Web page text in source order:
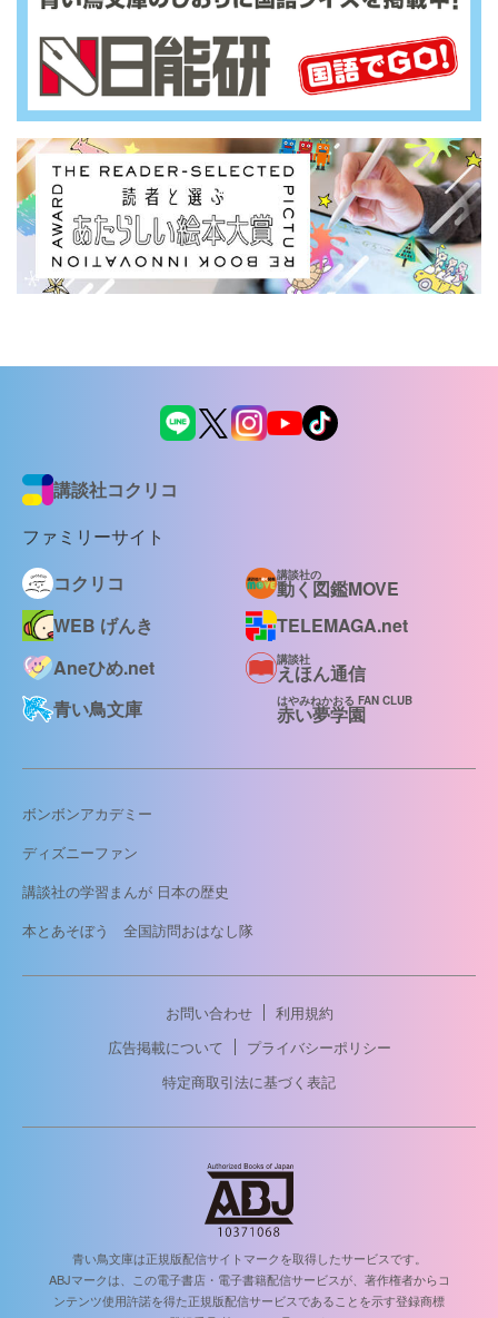
講談社コクリコ
ファミリーサイト
コクリコ
講談社の
動く図鑑MOVE
WEB げんき
TELEMAGA.net
Aneひめ.net
講談社
えほん通信
青い鳥文庫
はやみねかおる FAN CLUB
赤い夢学園
ボンボンアカデミー
ディズニーファン
講談社の学習まんが 日本の歴史
本とあそぼう 全国訪問おはなし隊
お問い合わせ
利用規約
広告掲載について
プライバシーポリシー
特定商取引法に基づく表記
青い鳥文庫は正規版配信サイトマークを取得したサービスです。
ABJマークは、この電子書店・電子書籍配信サービスが、著作権者からコ
ンテンツ使用許諾を得た正規版配信サービスであることを示す登録商標